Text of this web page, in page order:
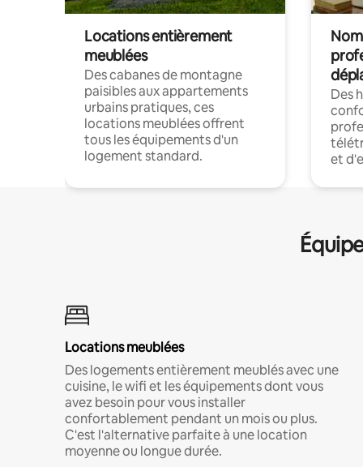
Locations entièrement
meublées
Des cabanes de montagne
paisibles aux appartements
urbains pratiques, ces
locations meublées offrent
tous les équipements d'un
logement standard.
Des
et
Locations meublées
Des logements entièrement meublés avec une
cuisine, le wifi et les équipements dont vous
avez besoin pour vous installer
confortablement pendant un mois ou plus.
C'est l'alternative parfaite à une location
moyenne ou longue durée.